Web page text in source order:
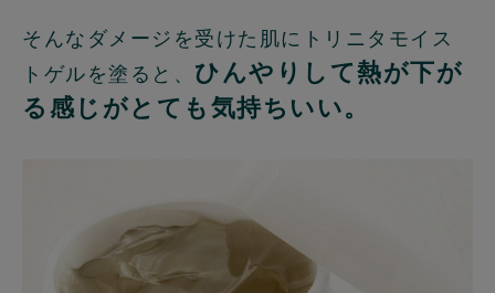
そんなダメージを受けた肌にトリニタモイス
トゲルを塗ると、 ひんやりして熱が下が
る感じがとても気持ちいい。